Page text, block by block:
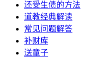
还受生债的方法
道教经典解读
常见问题解答
补财库
送童子